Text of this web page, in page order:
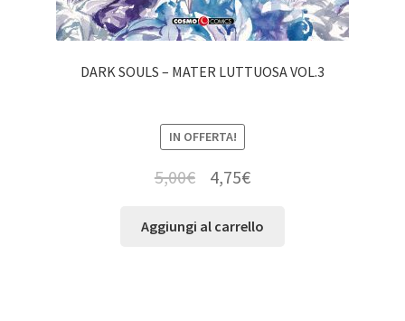
DARK SOULS – MATER LUTTUOSA VOL.3
IN OFFERTA!
5,00€ 4,75€
Aggiungi al carrello